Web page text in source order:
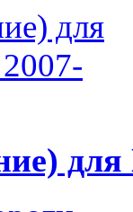
для